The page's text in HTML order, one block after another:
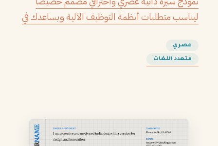
ليناسب متطلبات أنظمة التوظيف الآلية ويساعدك في
عصري
متعدد اللغات